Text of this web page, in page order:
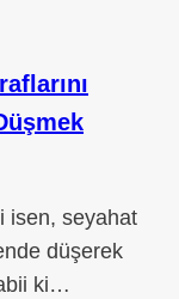
isen, seyahat
düşerek
ki…